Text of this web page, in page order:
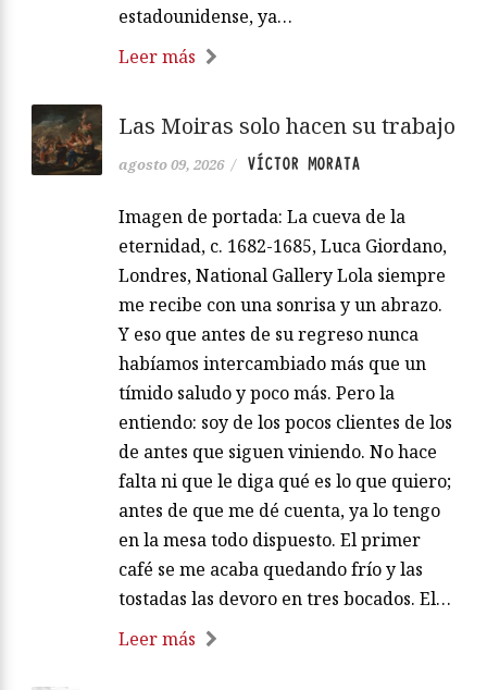
estadounidense, ya…
Leer más
Las Moiras solo hacen su trabajo
agosto 09, 2026 / VÍCTOR MORATA
Imagen de portada: La cueva de la
eternidad, c. 1682-1685, Luca Giordano,
Londres, National Gallery Lola siempre
me recibe con una sonrisa y un abrazo.
Y eso que antes de su regreso nunca
habíamos intercambiado más que un
tímido saludo y poco más. Pero la
entiendo: soy de los pocos clientes de los
de antes que siguen viniendo. No hace
falta ni que le diga qué es lo que quiero;
antes de que me dé cuenta, ya lo tengo
en la mesa todo dispuesto. El primer
café se me acaba quedando frío y las
tostadas las devoro en tres bocados. El…
Leer más